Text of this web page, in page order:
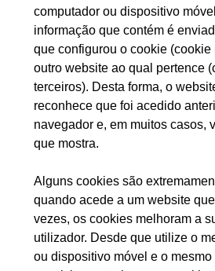
computador ou dispositivo
informação que contém é
que configurou o cookie (cookie
outro website ao qual pertence
terceiros). Desta forma, o
reconhece que foi acedido
navegador e, em muitos casos,
que mostra.
Alguns cookies são
quando acede a um website
vezes, os cookies melhoram a
utilizador. Desde que utilize o
ou dispositivo móvel e o